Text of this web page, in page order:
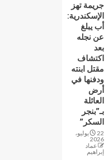
جريمة تهز
الإسكندرية:
أب يبلغ
عن نجله
بعد
اكتشاف
مقتل ابنته
ودفنها في
أرض
العائلة
بـ”بنجر
السكر”
22 يوليو،
2026
عماد
إبراهيم